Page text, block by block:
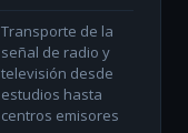
Transporte de la
señal de radio y
televisión desde
estudios hasta
centros emisores